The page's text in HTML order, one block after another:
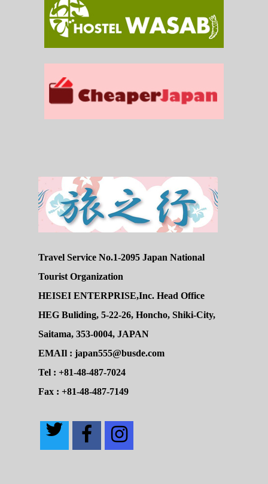
Travel Service No.1-2095 Japan National
Tourist Organization
HEISEI ENTERPRISE,Inc. Head Office
HEG Buliding, 5-22-26, Honcho, Shiki-City,
Saitama, 353-0004, JAPAN
EMAIl : japan555@busde.com
Tel : +81-48-487-7024
Fax : +81-48-487-7149